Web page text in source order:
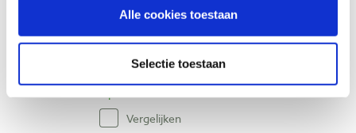
Alle cookies toestaan
Selectie toestaan
van 5 voor GRR-Ripper
Artikelnummer: 13176
€ 18,35 excl. btw
Vergelijken